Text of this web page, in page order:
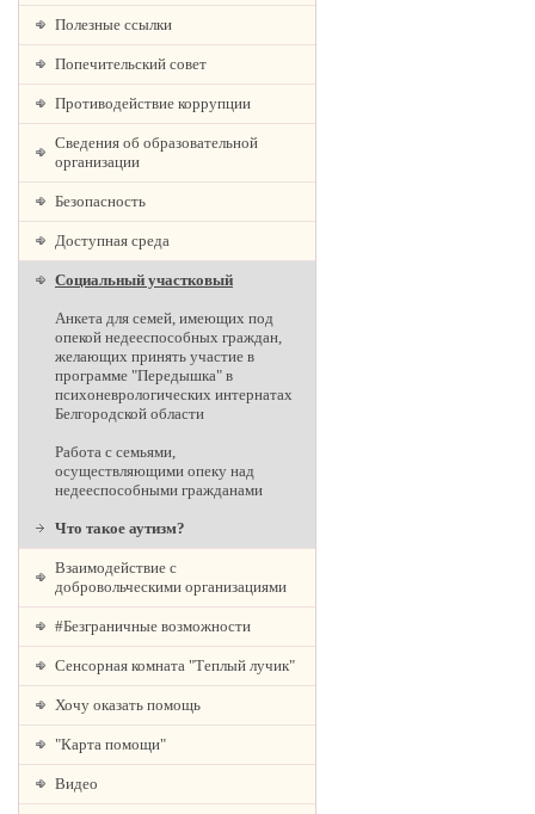
Полезные ссылки
Попечительский совет
Противодействие коррупции
Сведения об образовательной
организации
Безопасность
Доступная среда
Социальный участковый
Анкета для семей, имеющих под
опекой недееспособных граждан,
желающих принять участие в
программе "Передышка" в
психоневрологических интернатах
Белгородской области
Работа с семьями,
осуществляющими опеку над
недееспособными гражданами
Что такое аутизм?
Взаимодействие с
добровольческими организациями
#Безграничные возможности
Сенсорная комната "Теплый лучик"
Хочу оказать помощь
"Карта помощи"
Видео